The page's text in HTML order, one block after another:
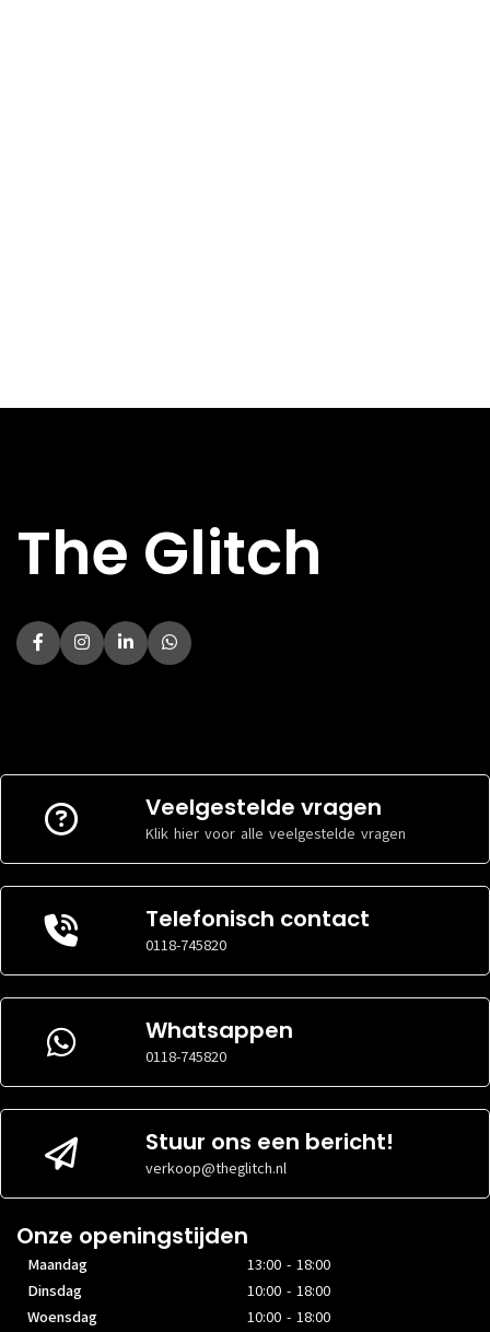
The Glitch
Veelgestelde vragen
Klik hier voor alle veelgestelde vragen
Telefonisch contact
0118-745820
Whatsappen
0118-745820
Stuur ons een bericht!
verkoop@theglitch.nl
Onze openingstijden
Maandag
13:00 - 18:00
Dinsdag
10:00 - 18:00
Woensdag
10:00 - 18:00